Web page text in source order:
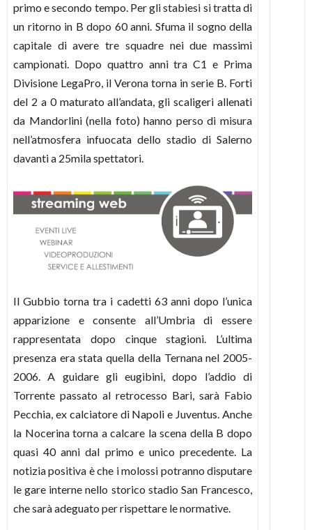
primo e secondo tempo. Per gli stabiesi si tratta di
un ritorno in B dopo 60 anni. Sfuma il sogno della
capitale di avere tre squadre nei due massimi
campionati. Dopo quattro anni tra C1 e Prima
Divisione LegaPro, il Verona torna in serie B. Forti
del 2 a 0 maturato all’andata, gli scaligeri allenati
da Mandorlini (nella foto) hanno perso di misura
nell’atmosfera infuocata dello stadio di Salerno
davanti a 25mila spettatori.
Il Gubbio torna tra i cadetti 63 anni dopo l’unica
apparizione e consente all’Umbria di essere
rappresentata dopo cinque stagioni. L’ultima
presenza era stata quella della Ternana nel 2005-
2006. A guidare gli eugibini, dopo l’addio di
Torrente passato al retrocesso Bari, sarà Fabio
Pecchia, ex calciatore di Napoli e Juventus. Anche
la Nocerina torna a calcare la scena della B dopo
quasi 40 anni dal primo e unico precedente. La
notizia positiva è che i molossi potranno disputare
le gare interne nello storico stadio San Francesco,
che sarà adeguato per rispettare le normative.